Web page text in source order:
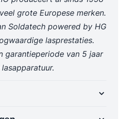
grote Europese merken.
Soldatech powered by HG
lasprestaties.
garantieperiode van 5 jaar